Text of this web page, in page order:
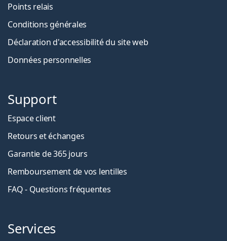
Points relais
Conditions générales
Déclaration d'accessibilité du site web
Données personnelles
Support
Espace client
Retours et échanges
Garantie de 365 jours
Remboursement de vos lentilles
FAQ - Questions fréquentes
Services